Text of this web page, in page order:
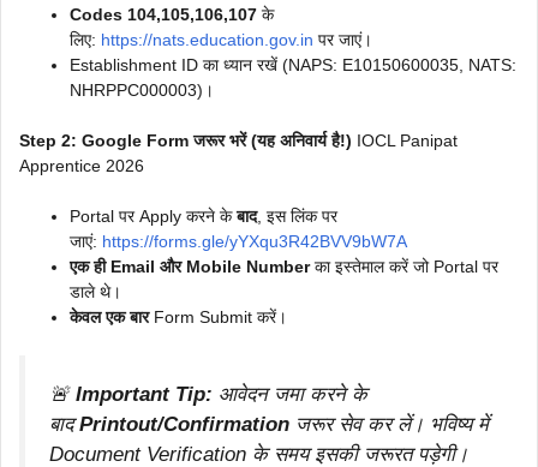
Codes 104,105,106,107 के
लिए: https://nats.education.gov.in पर जाएं।
Establishment ID का ध्यान रखें (NAPS: E10150600035, NATS:
NHRPPC000003)।
Step 2: Google Form जरूर भरें (यह अनिवार्य है!) IOCL Panipat
Apprentice 2026
Portal पर Apply करने केबाद, इस लिंक पर
जाएं: https://forms.gle/yYXqu3R42BVV9bW7A
एक ही Email और Mobile Numberका इस्तेमाल करें जो Portal पर
डाले थे।
केवल एक बारForm Submit करें।
🚨 Important Tip: आवेदन जमा करने के
बादPrintout/Confirmation जरूर सेव कर लें। भविष्य में
Document Verification के समय इसकी जरूरत पड़ेगी।